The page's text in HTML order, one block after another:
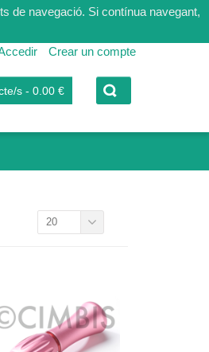
de navegació. Si contínua navegant,
Crear un compte
s - 0.00 €
20